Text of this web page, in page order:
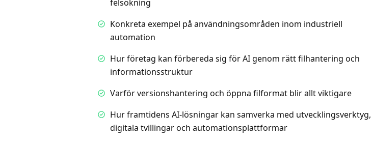
felsökning
Konkreta exempel på användningsområden inom industriell
automation
Hur företag kan förbereda sig för AI genom rätt filhantering och
informationsstruktur
Varför versionshantering och öppna filformat blir allt viktigare
Hur framtidens AI-lösningar kan samverka med utvecklingsverktyg,
digitala tvillingar och automationsplattformar